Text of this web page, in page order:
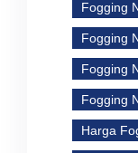
Fogging
Fogging
Fogging
Fogging
Harga